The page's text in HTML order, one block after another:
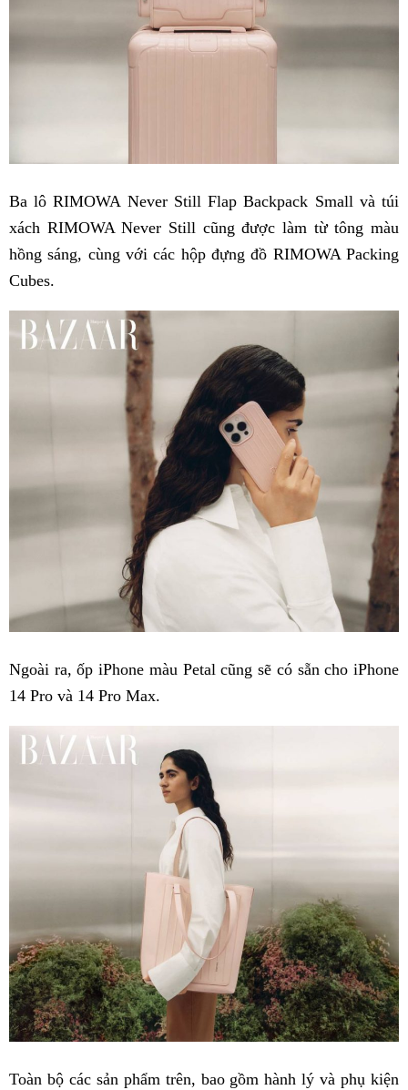
Ba lô RIMOWA Never Still Flap Backpack Small và túi
xách RIMOWA Never Still cũng được làm từ tông màu
hồng sáng, cùng với các hộp đựng đồ RIMOWA Packing
Cubes.
Ngoài ra, ốp iPhone màu Petal cũng sẽ có sẵn cho iPhone
14 Pro và 14 Pro Max.
Toàn bộ các sản phẩm trên, bao gồm hành lý và phụ kiện